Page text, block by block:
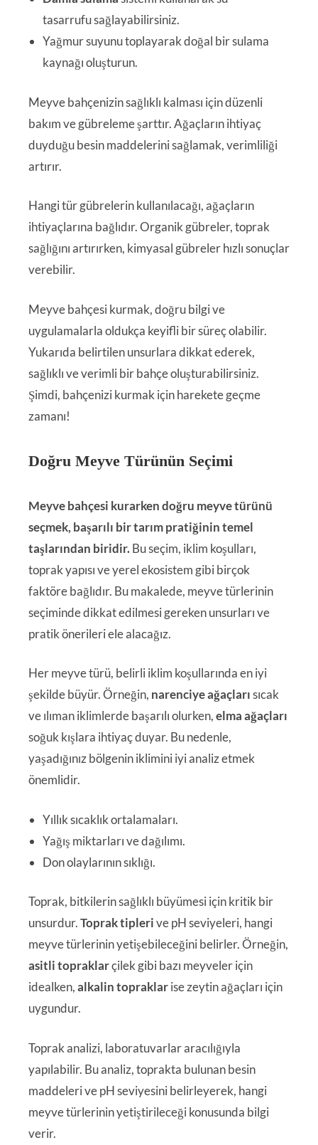
tasarrufu sağlayabilirsiniz.
Yağmur suyunu toplayarak doğal bir sulama
kaynağı oluşturun.
Meyve bahçenizin sağlıklı kalması için düzenli
bakım ve gübreleme şarttır. Ağaçların ihtiyaç
duyduğu besin maddelerini sağlamak, verimliliği
artırır.
Hangi tür gübrelerin kullanılacağı, ağaçların
ihtiyaçlarına bağlıdır. Organik gübreler, toprak
sağlığını artırırken, kimyasal gübreler hızlı sonuçlar
verebilir.
Meyve bahçesi kurmak, doğru bilgi ve
uygulamalarla oldukça keyifli bir süreç olabilir.
Yukarıda belirtilen unsurlara dikkat ederek,
sağlıklı ve verimli bir bahçe oluşturabilirsiniz.
Şimdi, bahçenizi kurmak için harekete geçme
zamanı!
Doğru Meyve Türünün Seçimi
Meyve bahçesi kurarken doğru meyve türünü
seçmek, başarılı bir tarım pratiğinin temel
taşlarından biridir.Bu seçim, iklim koşulları,
toprak yapısı ve yerel ekosistem gibi birçok
faktöre bağlıdır. Bu makalede, meyve türlerinin
seçiminde dikkat edilmesi gereken unsurları ve
pratik önerileri ele alacağız.
Her meyve türü, belirli iklim koşullarında en iyi
şekilde büyür. Örneğin, narenciye ağaçlarısıcak
ve ılıman iklimlerde başarılı olurken,elma ağaçları
soğuk kışlara ihtiyaç duyar. Bu nedenle,
yaşadığınız bölgenin iklimini iyi analiz etmek
önemlidir.
Yıllık sıcaklık ortalamaları.
Yağış miktarları ve dağılımı.
Don olaylarının sıklığı.
Toprak, bitkilerin sağlıklı büyümesi için kritik bir
unsurdur.Toprak tiplerive pH seviyeleri, hangi
meyve türlerinin yetişebileceğini belirler. Örneğin,
asitli topraklarçilek gibi bazı meyveler için
idealken,alkalin topraklarise zeytin ağaçları için
uygundur.
Toprak analizi, laboratuvarlar aracılığıyla
yapılabilir. Bu analiz, toprakta bulunan besin
maddeleri ve pH seviyesini belirleyerek, hangi
meyve türlerinin yetiştirileceği konusunda bilgi
verir.